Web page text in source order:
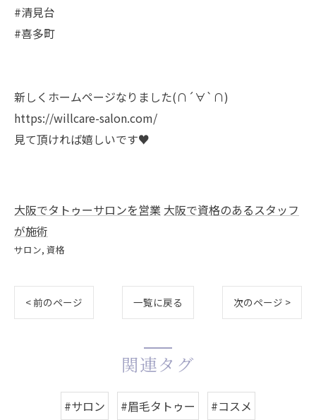
#清見台
#喜多町
新しくホームページなりました(∩´∀`∩)
https://willcare-salon.com/
見て頂ければ嬉しいです♥️
大阪でタトゥーサロンを営業 大阪で資格のあるスタッフ
が施術
サロン 資格
< 前のページ 一覧に戻る 次のページ >
関連タグ
#サロン #眉毛タトゥー #コスメ